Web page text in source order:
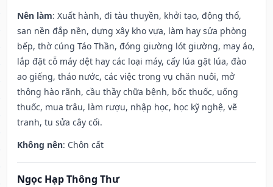
Nên làm: Xuất hành, đi tàu thuyền, khởi tạo, động thổ,
san nền đắp nền, dựng xây kho vựa, làm hay sửa phòng
bếp, thờ cúng Táo Thần, đóng giường lót giường, may áo,
lắp đặt cỗ máy dệt hay các loại máy, cấy lúa gặt lúa, đào
ao giếng, tháo nước, các việc trong vụ chăn nuôi, mở
thông hào rãnh, cầu thầy chữa bệnh, bốc thuốc, uống
thuốc, mua trâu, làm rượu, nhập học, học kỹ nghệ, vẽ
tranh, tu sửa cây cối.
Không nên: Chôn cất
Ngọc Hạp Thông Thư